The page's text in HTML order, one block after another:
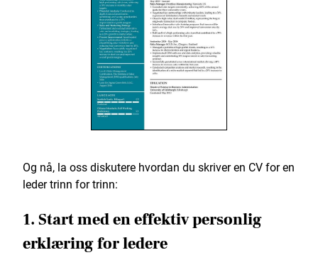
Og nå, la oss diskutere hvordan du skriver en CV for en
leder trinn for trinn:
1. Start med en effektiv personlig
erklæring for ledere